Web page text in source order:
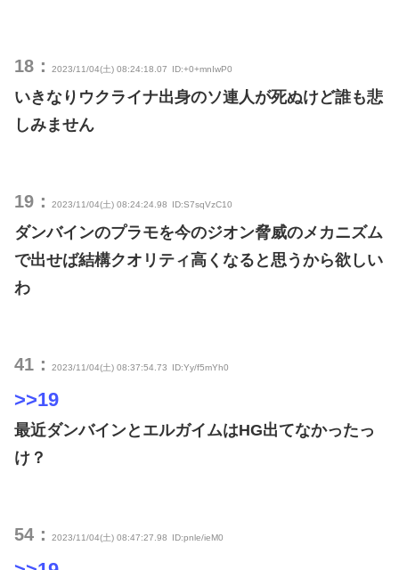
18： 2023/11/04(土) 08:24:18.07 ID:+0+mnIwP0
いきなりウクライナ出身のソ連人が死ぬけど誰も悲
しみません
19： 2023/11/04(土) 08:24:24.98 ID:S7sqVzC10
ダンバインのプラモを今のジオン脅威のメカニズム
で出せば結構クオリティ高くなると思うから欲しい
わ
41： 2023/11/04(土) 08:37:54.73 ID:Yy/f5mYh0
>>19
最近ダンバインとエルガイムはHG出てなかったっ
け？
54： 2023/11/04(土) 08:47:27.98 ID:pnle/ieM0